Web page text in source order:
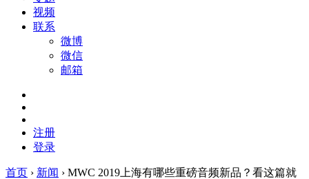
视频
联系
微博
微信
邮箱
注册
登录
首页 › 新闻 › MWC 2019上海有哪些重磅音频新品？看这篇就